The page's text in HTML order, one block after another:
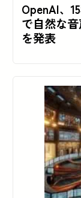
OpenAI、
で自然な音
を発表